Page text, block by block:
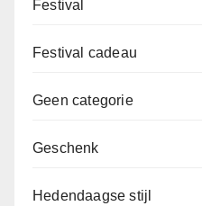
Festival
Festival cadeau
Geen categorie
Geschenk
Hedendaagse stijl